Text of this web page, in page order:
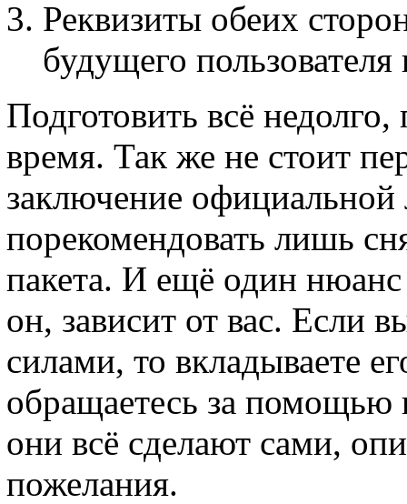
Реквизиты обеих
будущего
Подготовить всё недолго,
время. Так же не стоит
заключение официальной
порекомендовать лишь
пакета. И ещё один
он, зависит от вас. Если
силами, то вкладываете
обращаетесь за помощью
они всё сделают сами,
пожелания.